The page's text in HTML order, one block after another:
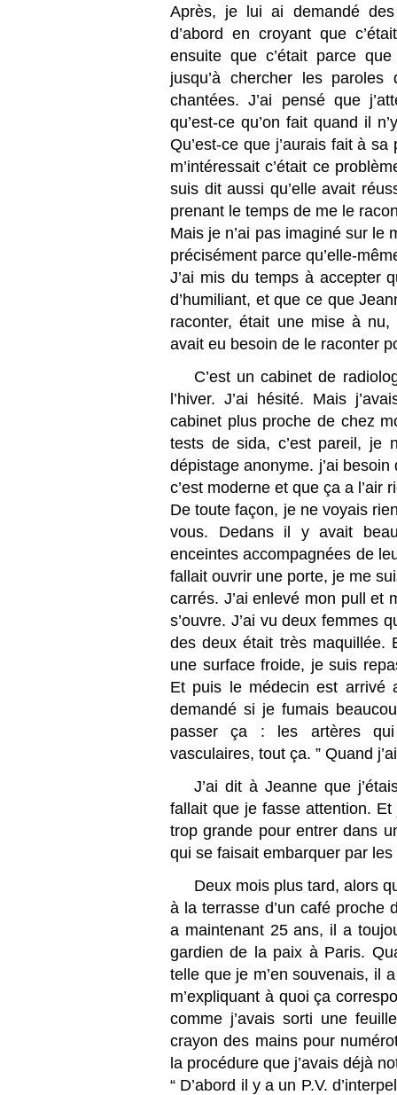
Après, je lui ai demandé
d’abord en croyant que
ensuite que c’était parce
jusqu’à chercher les
chantées. J’ai pensé que
qu’est-ce qu’on fait quand il
Qu’est-ce que j’aurais fait à
m’intéressait c’était ce
suis dit aussi qu’elle avait
prenant le temps de me le
Mais je n’ai pas imaginé sur le
précisément parce qu’elle-
J’ai mis du temps à accepter
d’humiliant, et que ce que
raconter, était une mise à nu,
avait eu besoin de le raconter
C’est un cabinet de
l’hiver. J’ai hésité. Mais
cabinet plus proche de chez
tests de sida, c’est pareil, je
dépistage anonyme. j’ai besoin
c’est moderne et que ça a l’air
De toute façon, je ne voyais
vous. Dedans il y avait
enceintes accompagnées de
fallait ouvrir une porte, je me
carrés. J’ai enlevé mon pull et
s’ouvre. J’ai vu deux femmes
des deux était très maquillée.
une surface froide, je suis
Et puis le médecin est arrivé
demandé si je fumais
passer ça : les artères qui
vasculaires, tout ça. ” Quand
J’ai dit à Jeanne que
fallait que je fasse attention.
trop grande pour entrer dans
qui se faisait embarquer par les
Deux mois plus tard, alors
à la terrasse d’un café proche
a maintenant 25 ans, il a
gardien de la paix à Paris.
telle que je m’en souvenais, il
m’expliquant à quoi ça
comme j’avais sorti une
crayon des mains pour
la procédure que j’avais déjà
“ D’abord il y a un P.V.